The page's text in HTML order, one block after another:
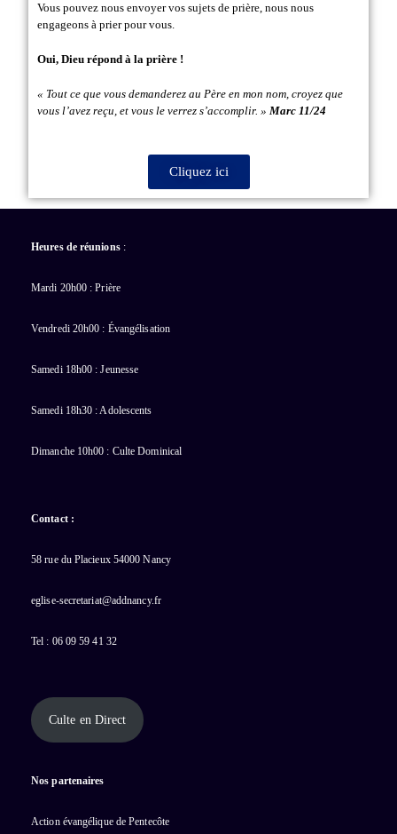
Vous pouvez nous envoyer vos sujets de prière, nous nous
engageons à prier pour vous.
Oui, Dieu répond à la prière !
« Tout ce que vous demanderez au Père en mon nom, croyez que
vous l’avez reçu, et vous le verrez s’accomplir. »Marc 11/24
Cliquez ici
Heures de réunions:
Mardi 20h00 : Prière
Vendredi 20h00 : Évangélisation
Samedi 18h00 : Jeunesse
Samedi 18h30 : Adolescents
Dimanche 10h00 : Culte Dominical
Contact :
58 rue du Placieux 54000 Nancy
eglise-secretariat@addnancy.fr
Tel : 06 09 59 41 32
Culte en Direct
Nos partenaires
Action évangélique de Pentecôte